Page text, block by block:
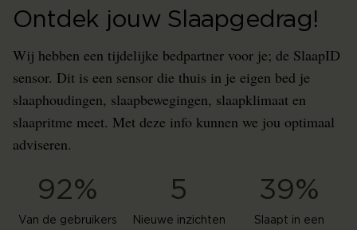
Ontdek jouw Slaapgedrag!
Wij hebben een tijdelijke bedpartner voor je; de SlaapID
sensor. Dit is een sensor die thuis in je eigen bed je
slaaphoudingen, slaapbewegingen, slaapklimaat en
slaapritme meet. Met deze info kunnen we jou optimaal
adviseren.
92%
Van de gebruikers
5
Nieuwe inzichten
39%
Slaapt in een